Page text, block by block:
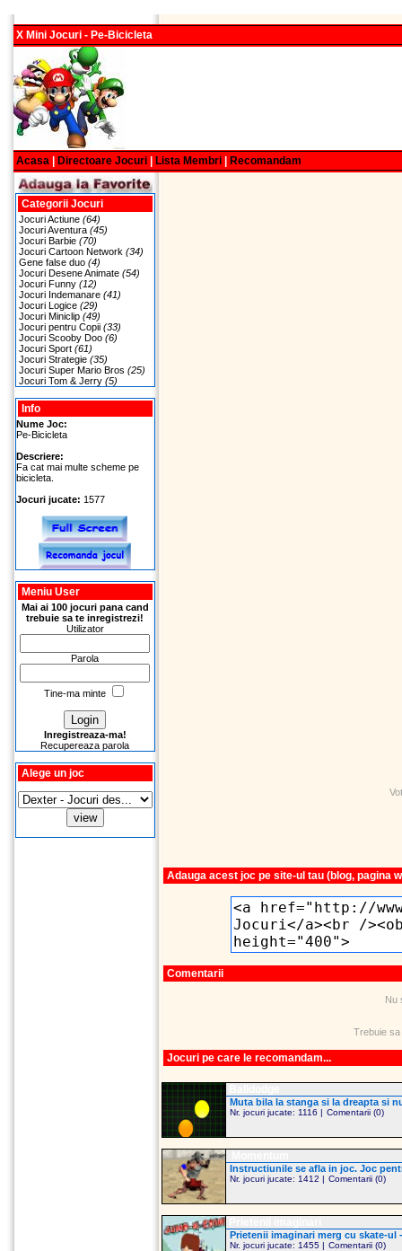
X Mini Jocuri - Pe-Bicicleta
Acasa Directoare Jocuri Lista Membri Recomandam
Categorii Jocuri
Jocuri Actiune (64)
Jocuri Aventura (45)
Jocuri Barbie (70)
Jocuri Cartoon Network (34)
Gene false duo (4)
Jocuri Desene Animate (54)
Jocuri Funny (12)
Jocuri Indemanare (41)
Jocuri Logice (29)
Jocuri Miniclip (49)
Jocuri pentru Copii (33)
Jocuri Scooby Doo (6)
Jocuri Sport (61)
Jocuri Strategie (35)
Jocuri Super Mario Bros (25)
Jocuri Tom & Jerry (5)
Info
Nume Joc:
Pe-Bicicleta
Descriere:
Fa cat mai multe scheme pe
bicicleta.
Jocuri jucate: 1577
Meniu User
Mai ai 100 jocuri pana cand
trebuie sa te inregistrezi!
Utilizator
Parola
Tine-ma minte
Inregistreaza-ma!
Recupereaza parola
Alege un joc
Adauga acest joc pe site-ul tau (blog, pagina
Comentarii
Nu
Trebuie
Jocuri pe care le recomandam...
Muta bila la stanga si la dreapta si
Nr. jocuri jucate: 1116 | Comentarii (0)
Instructiunile se afla in joc. Joc
Nr. jocuri jucate: 1412 | Comentarii (0)
Prietenii imaginari merg cu skate-ul
Nr. jocuri jucate: 1455 | Comentarii (0)